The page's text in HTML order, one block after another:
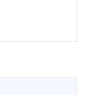
UV Maruziyeti